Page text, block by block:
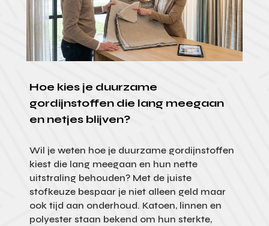
Hoe kies je duurzame
gordijnstoffen die lang meegaan
en netjes blijven?
Wil je weten hoe je duurzame gordijnstoffen
kiest die lang meegaan en hun nette
uitstraling behouden? Met de juiste
stofkeuze bespaar je niet alleen geld maar
ook tijd aan onderhoud. Katoen, linnen en
polyester staan bekend om hun sterkte,